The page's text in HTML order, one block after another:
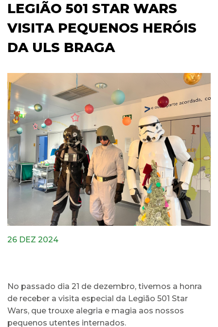
LEGIÃO 501 STAR WARS
VISITA PEQUENOS HERÓIS
DA ULS BRAGA
26 DEZ 2024
No passado dia 21 de dezembro, tivemos a honra
de receber a visita especial da Legião 501 Star
Wars, que trouxe alegria e magia aos nossos
pequenos utentes internados.